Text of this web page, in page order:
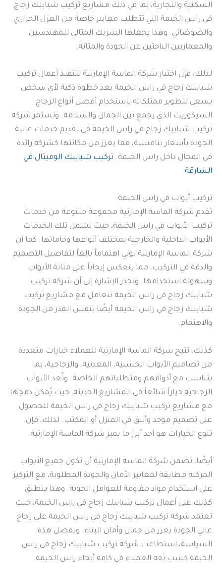
السكنية والتجارية، بما في ذلك مشاريع تركيب شبابيك زجاج
في راس الخيمة التي تتطلب معايير خاصة من العزل الحراري
والضوضائي. وهذا يجعلها الشريك المثالي للمهندسين
والمعماريين الباحثين عن الجودة والمتانة.
لذلك، فإن اختيار شركة الماسة الإمارتية لتنفيذ أعمال تركيب
شبابيك زجاج في راس الخيمة يعد خطوة ذكية لأي شخص
يسعى لتطوير ممتلكاته باستخدام أفضل أنواع الزجاج
السيكوريت الذي يجمع بين الجمال والسلامة. وتستمر شركة
تركيب شبابيك زجاج في راس الخيمة في تقديم خدمات عالية
الجودة بأسعار تنافسية، مما يعزز من مكانتها كشركة رائدة
في المجال داخل راس الخيمة. تركيب شبابيك الوميتال في
الشارقة
تركيب أبواب في راس الخيمة
تقدم شركة الماسة الإمارتية مجموعة متنوعة من خدمات
تركيب الأبواب في راس الخيمة، حيث تشمل تلك الخدمات
الأبواب الداخلية والخارجية بمختلف أنواعها وخاماتها. كما أن
شركة الماسة الإمارتية تولي اهتماماً بالغاً لتفاصيل التصميم
والدقة في التركيب، مما ينعكس إيجاباً على متانة الأبواب
وسهولة استخدامها. وتجدر الإشارة إلى أن شركة تركيب
شبابيك زجاج في راس الخيمة تتعامل مع مشاريع تركيب
شبابيك زجاج في راس الخيمة أيضًا بنفس القدر من الجودة
والاهتمام.
كذلك، تتيح شركة الماسة الإمارتية للعملاء خيارات متعددة
من تصاميم الأبواب الخشبية، المعدنية، والزجاجية، بما
يتناسب مع أذواقهم ومتطلباتهم الخاصة. وتُعد الأبواب
الزجاجية خياراً شائعاً في المشاريع الحديثة، حيث يُمكن دمجها
مع مشاريع تركيب شبابيك زجاج في راس الخيمة للحصول
على تصميم موحد وأنيق في المنزل أو المكتب. لذلك، فإن
تنوع الخيارات هو أحد أبرز ما يميز شركة الماسة الإمارتية.
أيضًا، تضمن شركة الماسة الإمارتية أن تكون جميع الأبواب
المركبة مطابقة لمعايير الأمان والجودة المطلوبة، مع التركيز
على استخدام مواد مقاومة للعوامل الجوية. وهذا ينطبق
كذلك على أعمال تركيب شبابيك زجاج في راس الخيمة، حيث
تعتمد شركة تركيب شبابيك زجاج في راس الخيمة على زجاج
عالي الجودة يعزز من جمال وأمان البناء. وبفضل هذه
السياسة، استطاعت شركة تركيب شبابيك زجاج في راس
الخيمة كسب ثقة العملاء في كافة أنحاء راس الخيمة.